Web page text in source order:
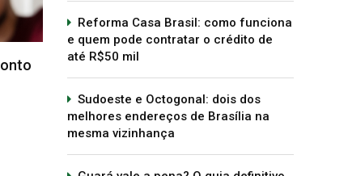
2 de outubro de 2018
Reforma Casa Brasil: como funciona
e quem pode contratar o crédito de
até R$50 mil
Sudoeste e Octogonal: dois dos
melhores endereços de Brasília na
mesma vizinhança